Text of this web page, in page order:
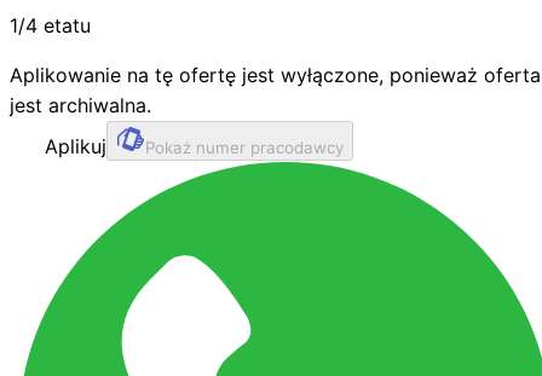
1/4 etatu
Aplikowanie na tę ofertę jest wyłączone, ponieważ oferta
jest archiwalna.
Aplikuj
Pokaż numer pracodawcy